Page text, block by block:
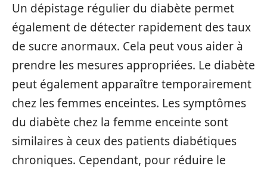
Un dépistage régulier du diabète permet
également de détecter rapidement des taux
de sucre anormaux. Cela peut vous aider à
prendre les mesures appropriées. Le diabète
peut également apparaître temporairement
chez les femmes enceintes. Les symptômes
du diabète chez la femme enceinte sont
similaires à ceux des patients diabétiques
chroniques. Cependant, pour réduire le